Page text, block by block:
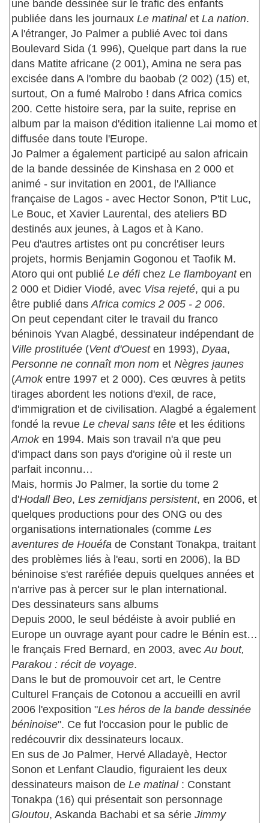
une bande dessinée sur le trafic des enfants
publiée dans les journaux Le matinalet La nation.
A l'étranger, Jo Palmer a publié Avec toi dans
Boulevard Sida (1 996), Quelque part dans la rue
dans Matite africane (2 001), Amina ne sera pas
excisée dans A l'ombre du baobab (2 002) (15) et,
surtout, On a fumé Malrobo ! dans Africa comics
200. Cette histoire sera, par la suite, reprise en
album par la maison d'édition italienne Lai momo et
diffusée dans toute l'Europe.
Jo Palmer a également participé au salon africain
de la bande dessinée de Kinshasa en 2 000 et
animé - sur invitation en 2001, de l'Alliance
française de Lagos - avec Hector Sonon, P'tit Luc,
Le Bouc, et Xavier Laurental, des ateliers BD
destinés aux jeunes, à Lagos et à Kano.
Peu d'autres artistes ont pu concrétiser leurs
projets, hormis Benjamin Gogonou et Taofik M.
Atoro qui ont publié Le défichez Le flamboyanten
2 000 et Didier Viodé, avec Visa rejeté, qui a pu
être publié dansAfrica comics 2 005 - 2 006.
On peut cependant citer le travail du franco
béninois Yvan Alagbé, dessinateur indépendant de
Ville prostituée (Vent d'Ouesten 1993), Dyaa,
Personne ne connaît mon nom et Nègres jaunes
(Amokentre 1997 et 2 000). Ces œuvres à petits
tirages abordent les notions d'exil, de race,
d'immigration et de civilisation. Alagbé a également
fondé la revue Le cheval sans tête et les éditions
Amoken 1994. Mais son travail n'a que peu
d'impact dans son pays d'origine où il reste un
parfait inconnu…
Mais, hormis Jo Palmer, la sortie du tome 2
d'Hodall Beo, Les zemidjans persistent, en 2006, et
quelques productions pour des ONG ou des
organisations internationales (comme Les
aventures de Houéfa de Constant Tonakpa, traitant
des problèmes liés à l'eau, sorti en 2006), la BD
béninoise s'est raréfiée depuis quelques années et
n'arrive pas à percer sur le plan international.
Des dessinateurs sans albums
Depuis 2000, le seul bédéiste à avoir publié en
Europe un ouvrage ayant pour cadre le Bénin est…
le français Fred Bernard, en 2003, avecAu bout,
Parakou : récit de voyage.
Dans le but de promouvoir cet art, le Centre
Culturel Français de Cotonou a accueilli en avril
2006 l'exposition "Les héros de la bande dessinée
béninoise". Ce fut l'occasion pour le public de
redécouvrir dix dessinateurs locaux.
En sus de Jo Palmer, Hervé Alladayè, Hector
Sonon et Lenfant Claudio, figuraient les deux
dessinateurs maison de Le matinal: Constant
Tonakpa (16) qui présentait son personnage
Gloutou, Askanda Bachabi et sa série Jimmy